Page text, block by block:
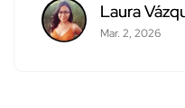
Laura
Mar. 2, 2026